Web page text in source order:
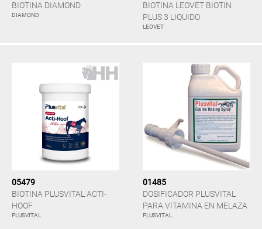
BIOTINA DIAMOND
DIAMOND
BIOTINA LEOVET BIOTIN
PLUS 3 LIQUIDO
LEOVET
05479
BIOTINA PLUSVITAL ACTI-
HOOF
PLUSVITAL
01485
DOSIFICADOR PLUSVITAL
PARA VITAMINA EN MELAZA
PLUSVITAL